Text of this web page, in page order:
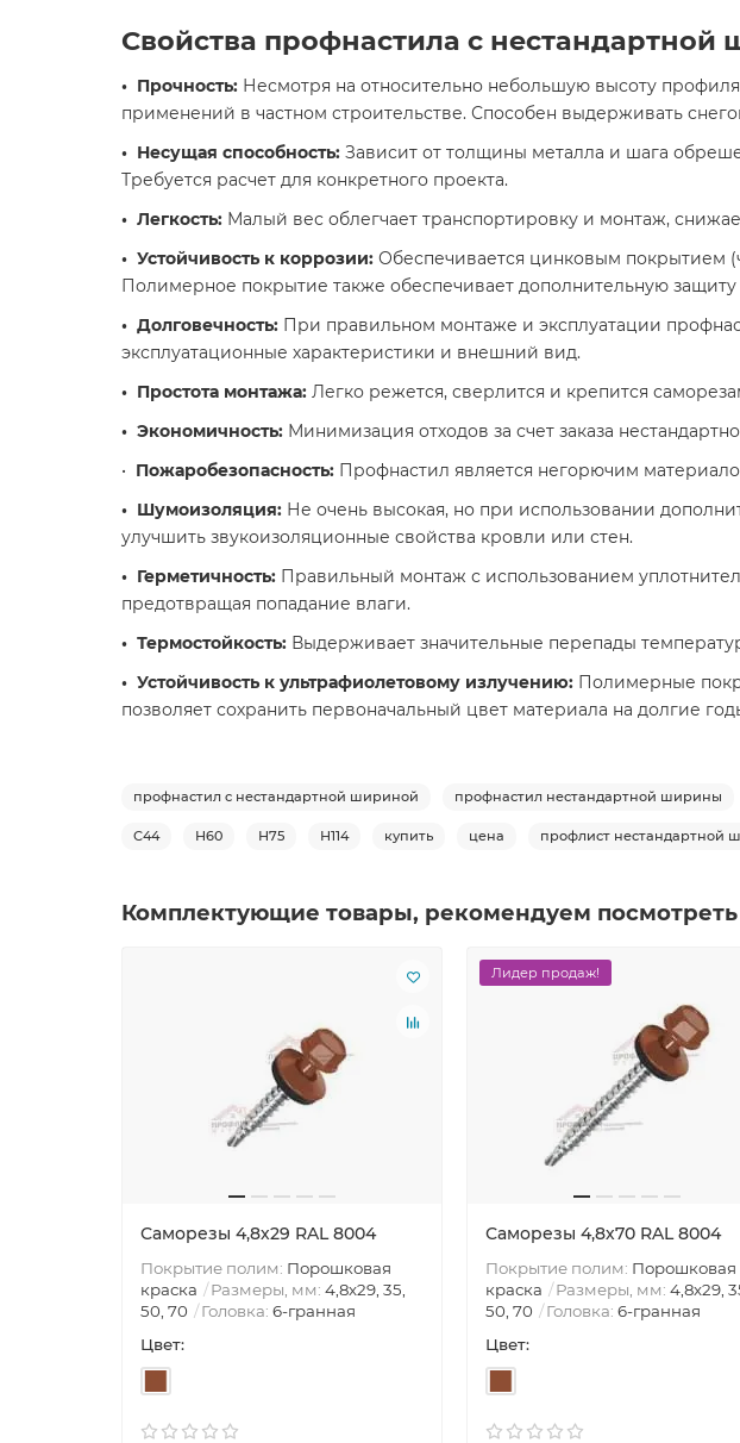
Свойства профнастила с нестандартной
• Прочность: Несмотря на относительно небольшую высоту
применений в частном строительстве. Способен выдерживать
• Несущая способность: Зависит от толщины металла и шага
Требуется расчет для конкретного проекта.
• Легкость: Малый вес облегчает транспортировку и монтаж,
• Устойчивость к коррозии: Обеспечивается цинковым покрытием
Полимерное покрытие также обеспечивает дополнительную
• Долговечность: При правильном монтаже и эксплуатации
эксплуатационные характеристики и внешний вид.
• Простота монтажа: Легко режется, сверлится и крепится
• Экономичность: Минимизация отходов за счет заказа
• Пожаробезопасность: Профнастил является негорючим
• Шумоизоляция: Не очень высокая, но при использовании
улучшить звукоизоляционные свойства кровли или стен.
• Герметичность: Правильный монтаж с использованием
предотвращая попадание влаги.
• Термостойкость: Выдерживает значительные перепады
• Устойчивость к ультрафиолетовому излучению: Полимерные
позволяет сохранить первоначальный цвет материала на долгие
профнастил с нестандартной шириной профнастил нестандартной ширины
С44 Н60 Н75 Н114 купить цена профлист нестандартной
Комплектующие товары, рекомендуем посмотреть
Саморезы 4,8х29 RAL 8004
Покрытие полим: Порошковая
краска
Размеры, мм: 4,8х29, 35,
50, 70
Головка: 6-гранная
Цвет:
Лидер продаж!
Саморезы 4,8х70 RAL 8004
Покрытие полим: Порошковая
краска
Размеры, мм: 4,8х29,
50, 70
Головка: 6-гранная
Цвет: